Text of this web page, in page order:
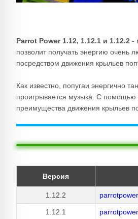
Parrot Power 1.12, 1.12.1 и 1.12.2 -
позволит получать энергию очень
посредством движения крыльев
Как известно, попугаи энергично
проигрывается музыка. С помощью
преимущества движения крыльев
Версия
1.12.2
1.12.1